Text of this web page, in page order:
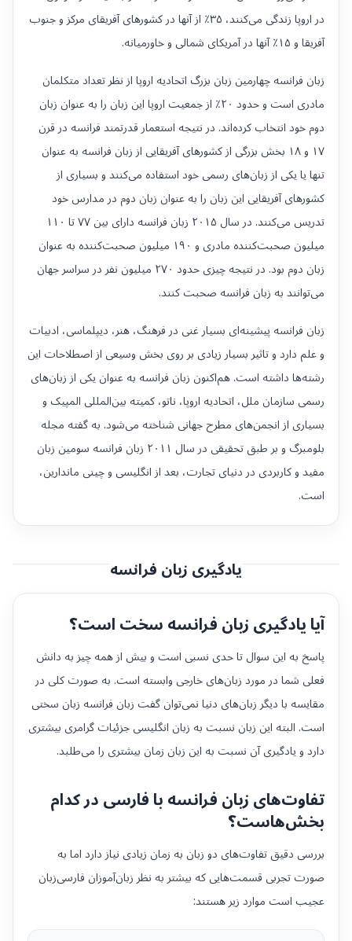
در اروپا زندگی می‌کنند، ۳۵٪ از آنها در کشورهای آفریقای مرکز و جنوب
آفریقا و ۱۵٪ آنها در آمریکای شمالی و خاورمیانه.
زبان فرانسه چهارمین زبان بزرگ اتحادیه اروپا از نظر تعداد متکلمان
مادری است و حدود ۲۰٪ از جمعیت اروپا این زبان را به عنوان زبان
دوم خود انتخاب کرده‌اند. در نتیجه استعمار قدرتمند فرانسه در قرن
۱۷ و ۱۸ بخش بزرگی از کشورهای آفریقایی از زبان فرانسه به عنوان
تنها یا یکی از زبان‌های رسمی خود استفاده می‌کنند و بسیاری از
کشورهای آفریقایی این زبان را به عنوان زبان دوم در مدارس خود
تدریس می‌کنند. در سال ۲۰۱۵ زبان فرانسه دارای بین ۷۷ تا ۱۱۰
میلیون صحبت‌کننده مادری و ۱۹۰ میلیون صحبت‌کننده به عنوان
زبان دوم بود. در نتیجه چیزی حدود ۲۷۰ میلیون نفر در سراسر جهان
می‌توانند به زبان فرانسه صحبت کنند.
زبان فرانسه پیشینه‌ای بسیار غنی در فرهنگ، هنر، دیپلماسی، ادبیات
و علم دارد و تاثیر بسیار زیادی بر روی بخش وسیعی از اصطلاحات این
رشته‌ها داشته است. هم‌اکنون زبان فرانسه به عنوان یکی از زبان‌های
رسمی سازمان ملل، اتحادیه اروپا، ناتو، کمیته بین‌المللی المپیک و
بسیاری از انجمن‌های مطرح جهانی شناخته می‌شود. به گفته مجله
بلومبرگ و بر طبق تحقیقی در سال ۲۰۱۱ زبان فرانسه سومین زبان
مفید و کاربردی در دنیای تجارت، بعد از انگلیسی و چینی ماندارین،
است.
یادگیری زبان فرانسه
آیا یادگیری زبان فرانسه سخت است؟
پاسخ به این سوال تا حدی نسبی است و بیش از همه چیز به دانش
فعلی شما در مورد زبان‌های خارجی وابسته است. به صورت کلی در
مقایسه با دیگر زبان‌های دنیا نمی‌توان گفت زبان فرانسه زبان سختی
است. البته این زبان نسبت به زبان انگلیسی جزئیات گرامری بیشتری
دارد و یادگیری آن نسبت به این زبان زمان بیشتری را می‌طلبد.
تفاوت‌های زبان فرانسه با فارسی در کدام
بخش‌هاست؟
بررسی دقیق تفاوت‌های دو زبان به زمان زیادی نیاز دارد اما به
صورت تجربی قسمت‌هایی که بیشتر به نظر زبان‌آموزان فارسی‌زبان
عجیب است موارد زیر هستند: